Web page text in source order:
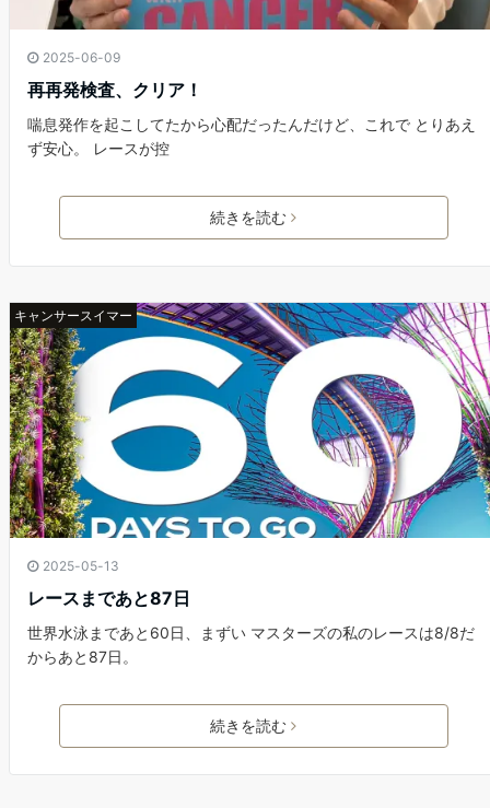
2025-06-09
再再発検査、クリア！
喘息発作を起こしてたから心配だったんだけど、これで とりあえ
ず安心。 レースが控
続きを読む
キャンサースイマー
2025-05-13
レースまであと87日
世界水泳まであと60日、まずい マスターズの私のレースは8/8だ
からあと87日。
続きを読む